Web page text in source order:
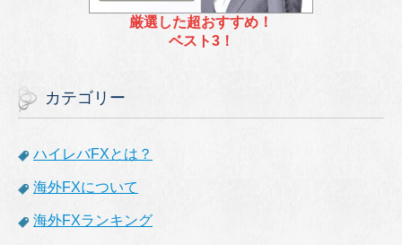
厳選した超おすすめ！
ベスト3！
カテゴリー
ハイレバFXとは？
海外FXについて
海外FXランキング